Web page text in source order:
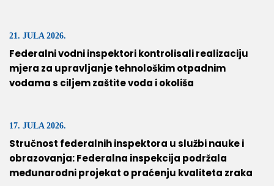
21. JULA 2026.
Federalni vodni inspektori kontrolisali realizaciju
mjera za upravljanje tehnološkim otpadnim
vodama s ciljem zaštite voda i okoliša
17. JULA 2026.
Stručnost federalnih inspektora u službi nauke i
obrazovanja: Federalna inspekcija podržala
međunarodni projekat o praćenju kvaliteta zraka